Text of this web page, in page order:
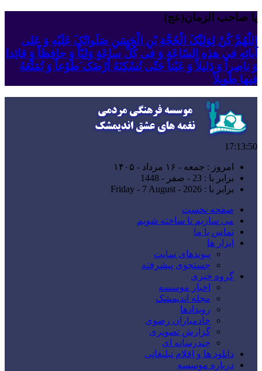
یا صاحب الزمان(عج)
اللّهُمَّ کُنْ لِوَلِیِّکَ الْحُجَّةِ بْنِ الْحَسَنِ صَلَواتُکَ عَلَیْهِ وَ عَلى
آبائِهِ فی هذِهِ السّاعَةِ وَ فی کُلِّ ساعَةٍ وَلِیّاً وَ حافِظاً وَ قائِدا
‏وَ ناصِراً وَ دَلیلاً وَ عَیْناً حَتّى تُسْکِنَهُ أَرْضَک َطَوْعاً وَ تُمَتِّعَهُ
فیها طَویلاً
17:13:52
امروز : جمعه - ۱۶ مرداد - ۱۴۰۵
برابر با : 23 - صفر - 1448
برابر با : Friday - 7 August - 2026
صفحه نخست
می سازیم تا ساخته شویم
تماس با ما
ابزار ها
پیوندهای سایت
جستجوی پیشرفته
گروه خبری
اخبار موسسه
مجله اندیمشک
رویدادها
خادمیاران رضوی
گزارش تصویری
چندرسانه ای
دانلود ها و اقلام تبلیغاتی
درباره موسسه